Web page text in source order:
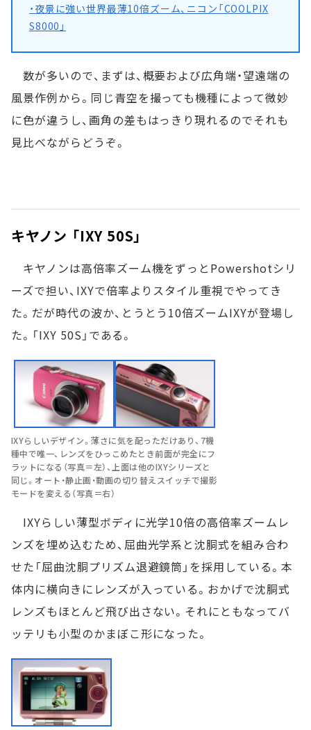
・夜景に強い世界最薄10倍ズーム、ニコン「COOLPIX
S8000」
数が多いので、まずは、概要および広角端・望遠端の
風景作例から。同じ青空を撮っても機種によって微妙
に色が違うし、画角の差もはっきり現れるのでそれも
見比べながらどうぞ。
キヤノン 「IXY 50S」
キヤノンは高倍率ズーム機をずっとPowershotシリ
ーズで担い、IXYで倍率よりスタイル重視でやってき
た。だが時代の波か、とうとう10倍ズームIXYが登場し
た。「IXY 50S」である。
IXYらしいデザイン。薄さに気を配っただけあり、7機
種中で唯一、レンズをひっこめたとき前面が完全にフ
ラットになる（写真＝左）、上面は他のIXYシリーズと
同じ。オート・静止画・動画の切り替えスイッチで撮影
モードを変える（写真＝右）
IXYらしい薄型ボディに光学10倍の高倍率ズームレ
ンズを埋め込むため、屈曲光学系と沈胴式を組み合わ
せた「屈曲沈胴プリズム退避鏡筒」を採用している。本
体内に横向きにレンズが入っている。おかげで沈胴式
レンズもほとんど飛び出さない。それにともなってバ
ッテリも小型のかまぼこ形になった。